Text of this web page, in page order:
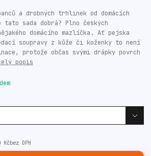
a drobných trhlinek od domácích
sada dobrá? Plno českých
domácího mazlíčka. Ať pejska
soupravy z kůže či koženky to není
protože občas svými drápky povrch
popis
Kčbez DPH